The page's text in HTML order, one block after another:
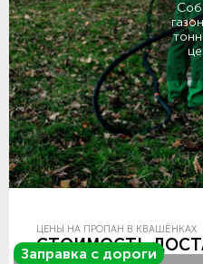
Заправка с дороги
ЦЕНЫ НА ПРОПАН В КВАШЁНКАХ
СТОИМОСТЬ